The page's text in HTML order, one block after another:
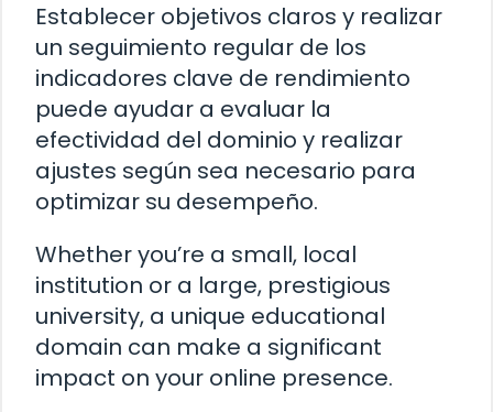
Establecer objetivos claros y realizar
un seguimiento regular de los
indicadores clave de rendimiento
puede ayudar a evaluar la
efectividad del dominio y realizar
ajustes según sea necesario para
optimizar su desempeño.
Whether you’re a small, local
institution or a large, prestigious
university, a unique educational
domain can make a significant
impact on your online presence.